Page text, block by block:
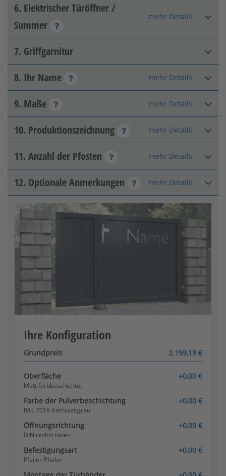
RAL 7016
Anthrazitgrau
FARBE AUSWÄHLEN
DIN rechts außen
[+215,15 €]
Pfosten - Pfeiler
[+215,15 €]
Seitlich mit 2D-Band
6. Elektrischer Türöffner /
Summer
mehr Details
Bitte Option wählen:
7. Griffgarnitur
Klinkenset (Alu)
Klinke/Knauf (Alu)
8. Ihr Name mehr Details
Ihr Name
9. Maße mehr Details
Türhöhe:
Zulässiger Bereich: 800 - 2000
Zulässiger Bereich: 1600 - 5000
10. Produktionszeichnung mehr Details
Freigabezeichnung:
11. Anzahl der Pfosten mehr Details
Anzahl der Pfosten:
Bitte Konfiguration vollständig ausführen
12. Optionale Anmerkungen mehr Details
Ihre Konfiguration
Grundpreis 2.199,19 €
Oberfläche +0,00 €
Matt farbbeschichtet
Farbe der Pulverbeschichtung +0,00 €
RAL 7016 Anthrazitgrau
Öffnungsrichtung +0,00 €
DIN rechts innen
Befestigungsart +0,00 €
Pfeiler-Pfeiler
Konfigurator wird geladen